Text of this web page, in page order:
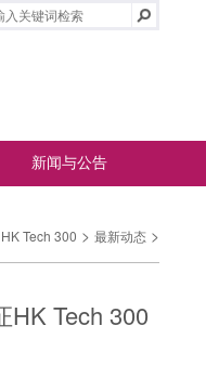
新闻与公告
HK Tech 300 > 最新动态 >
HK Tech 300